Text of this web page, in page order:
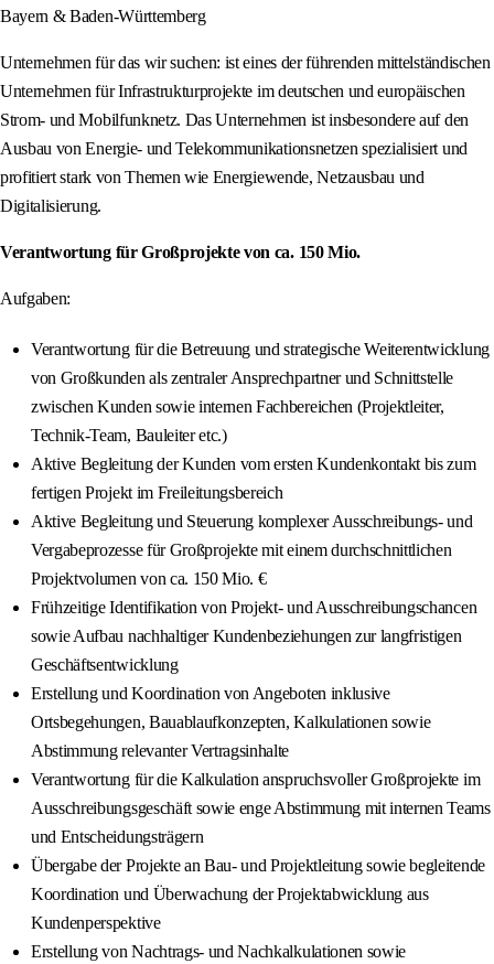
Bayern & Baden-Württemberg
Unternehmen für das wir suchen: ist eines der führenden mittelständischen
Unternehmen für Infrastrukturprojekte im deutschen und europäischen
Strom- und Mobilfunknetz. Das Unternehmen ist insbesondere auf den
Ausbau von Energie- und Telekommunikationsnetzen spezialisiert und
profitiert stark von Themen wie Energiewende, Netzausbau und
Digitalisierung.
Verantwortung für Großprojekte von ca. 150 Mio.
Aufgaben:
Verantwortung für die Betreuung und strategische Weiterentwicklung
von Großkunden als zentraler Ansprechpartner und Schnittstelle
zwischen Kunden sowie internen Fachbereichen (Projektleiter,
Technik-Team, Bauleiter etc.)
Aktive Begleitung der Kunden vom ersten Kundenkontakt bis zum
fertigen Projekt im Freileitungsbereich
Aktive Begleitung und Steuerung komplexer Ausschreibungs- und
Vergabeprozesse für Großprojekte mit einem durchschnittlichen
Projektvolumen von ca. 150 Mio. €
Frühzeitige Identifikation von Projekt- und Ausschreibungschancen
sowie Aufbau nachhaltiger Kundenbeziehungen zur langfristigen
Geschäftsentwicklung
Erstellung und Koordination von Angeboten inklusive
Ortsbegehungen, Bauablaufkonzepten, Kalkulationen sowie
Abstimmung relevanter Vertragsinhalte
Verantwortung für die Kalkulation anspruchsvoller Großprojekte im
Ausschreibungsgeschäft sowie enge Abstimmung mit internen Teams
und Entscheidungsträgern
Übergabe der Projekte an Bau- und Projektleitung sowie begleitende
Koordination und Überwachung der Projektabwicklung aus
Kundenperspektive
Erstellung von Nachtrags- und Nachkalkulationen sowie